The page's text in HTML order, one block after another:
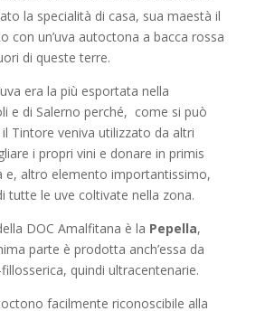
la specialità di casa, sua maestà il
con un’uva autoctona a bacca rossa
di queste terre.
era la più esportata nella
e di Salerno perché, come si può
Tintore veniva utilizzato da altri
i propri vini e donare in primis
e, altro elemento importantissimo,
tutte le uve coltivate nella zona.
DOC Amalfitana è la Pepella,
parte è prodotta anch’essa da
quindi ultracentenarie.
facilmente riconoscibile alla